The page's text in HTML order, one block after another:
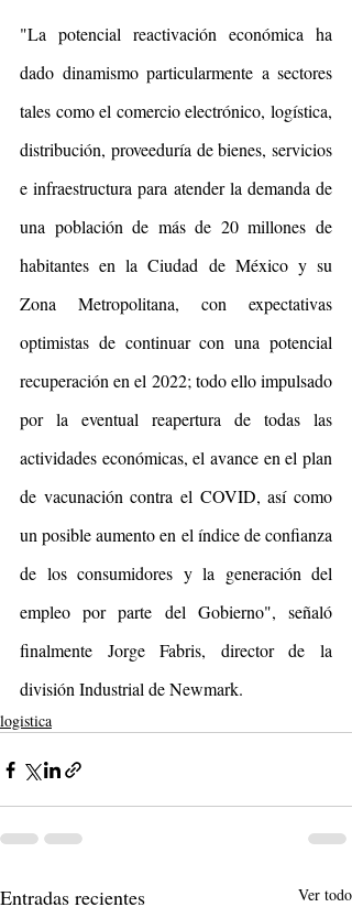
"La potencial reactivación económica ha
dado dinamismo particularmente a sectores
tales como el comercio electrónico, logística,
distribución, proveeduría de bienes, servicios
e infraestructura para atender la demanda de
una población de más de 20 millones de
habitantes en la Ciudad de México y su
Zona Metropolitana, con expectativas
optimistas de continuar con una potencial
recuperación en el 2022; todo ello impulsado
por la eventual reapertura de todas las
actividades económicas, el avance en el plan
de vacunación contra el COVID, así como
un posible aumento en el índice de confianza
de los consumidores y la generación del
empleo por parte del Gobierno", señaló
finalmente Jorge Fabris, director de la
división Industrial de Newmark.
logistica
Entradas recientes Ver todo